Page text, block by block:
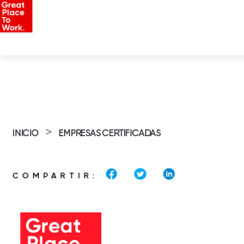
INICIO > EMPRESAS CERTIFICADAS
COMPARTIR: